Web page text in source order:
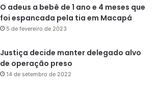
O adeus a bebê de 1 ano e 4 meses que
foi espancada pela tia em Macapá
5 de fevereiro de 2023
Justiça decide manter delegado alvo
de operação preso
14 de setembro de 2022